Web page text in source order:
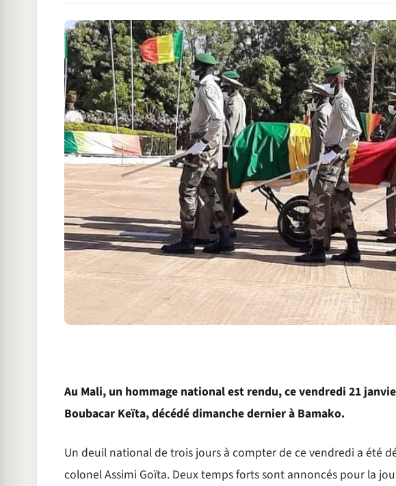
Au Mali, un hommage national est rendu, ce vendredi 21
Boubacar Keïta, décédé dimanche dernier à Bamako.
Un deuil national de trois jours à compter de ce vendredi a été
colonel Assimi Goïta. Deux temps forts sont annoncés pour la